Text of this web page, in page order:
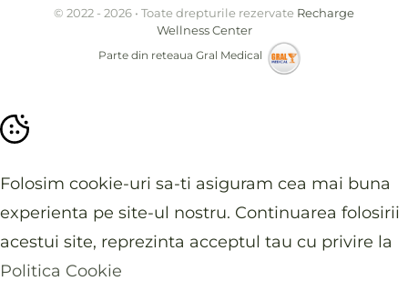
© 2022 - 2026 • Toate drepturile rezervate Recharge
Wellness Center
Parte din reteaua Gral Medical
Folosim cookie-uri sa-ti asiguram cea mai buna
experienta pe site-ul nostru. Continuarea folosirii
acestui site, reprezinta acceptul tau cu privire la
Politica Cookie